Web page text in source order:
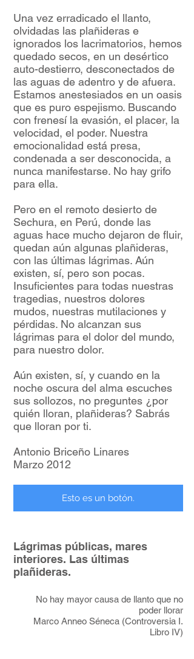
Una vez erradicado el llanto,
olvidadas las plañideras e
ignorados los lacrimatorios, hemos
quedado secos, en un desértico
auto-destierro, desconectados de
las aguas de adentro y de afuera.
Estamos anestesiados en un oasis
que es puro espejismo. Buscando
con frenesí la evasión, el placer, la
velocidad, el poder. Nuestra
emocionalidad está presa,
condenada a ser desconocida, a
nunca manifestarse. No hay grifo
para ella.
Pero en el remoto desierto de
Sechura, en Perú, donde las
aguas hace mucho dejaron de fluir,
quedan aún algunas plañideras,
con las últimas lágrimas. Aún
existen, sí, pero son pocas.
Insuficientes para todas nuestras
tragedias, nuestros dolores
mudos, nuestras mutilaciones y
pérdidas. No alcanzan sus
lágrimas para el dolor del mundo,
para nuestro dolor.
Aún existen, sí, y cuando en la
noche oscura del alma escuches
sus sollozos, no preguntes ¿por
quién lloran, plañideras? Sabrás
que lloran por ti.
Antonio Briceño Linares
Marzo 2012
Esto es un botón.
Lágrimas públicas, mares
interiores. Las últimas
plañideras.
No hay mayor causa de llanto que no
poder llorar
Marco Anneo Séneca (Controversia I.
Libro IV)